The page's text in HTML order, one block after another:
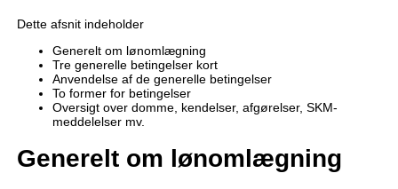
Dette afsnit indeholder
Generelt om lønomlægning
Tre generelle betingelser kort
Anvendelse af de generelle betingelser
To former for betingelser
Oversigt over domme, kendelser, afgørelser, SKM-
meddelelser mv.
Generelt om lønomlægning